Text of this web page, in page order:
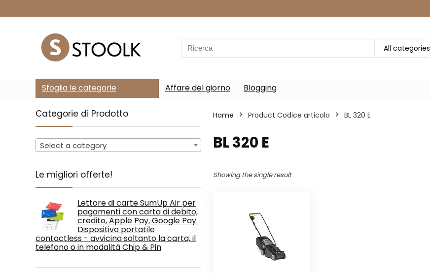
Search
for:
All categories
Sfoglia le categorie Affare del giorno Blogging
Categorie di Prodotto
Select a category
Le migliori offerte!
Lettore di carte SumUp Air per
pagamenti con carta di debito,
credito, Apple Pay, Google Pay.
Dispositivo portatile
contactless - avvicina soltanto la carta, il
telefono o in modalità Chip & Pin
Home Product Codice articolo ‎BL 320 E
‎BL 320 E
Showing the single result